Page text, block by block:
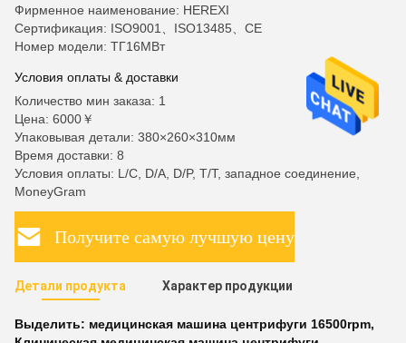
Фирменное наименование: HEREXI
Сертификация: ISO9001、ISO13485、CE
Номер модели: ТГ16МВт
Условия оплаты & доставки
Количество мин заказа: 1
Цена: 6000￥
Упаковывая детали: 380×260×310мм
Время доставки: 8
Условия оплаты: L/C, D/A, D/P, T/T, западное соединение,
MoneyGram
Получите самую лучшую цену
Детали продукта Характер продукции
Выделить: медицинская машина центрифуги 16500rpm,